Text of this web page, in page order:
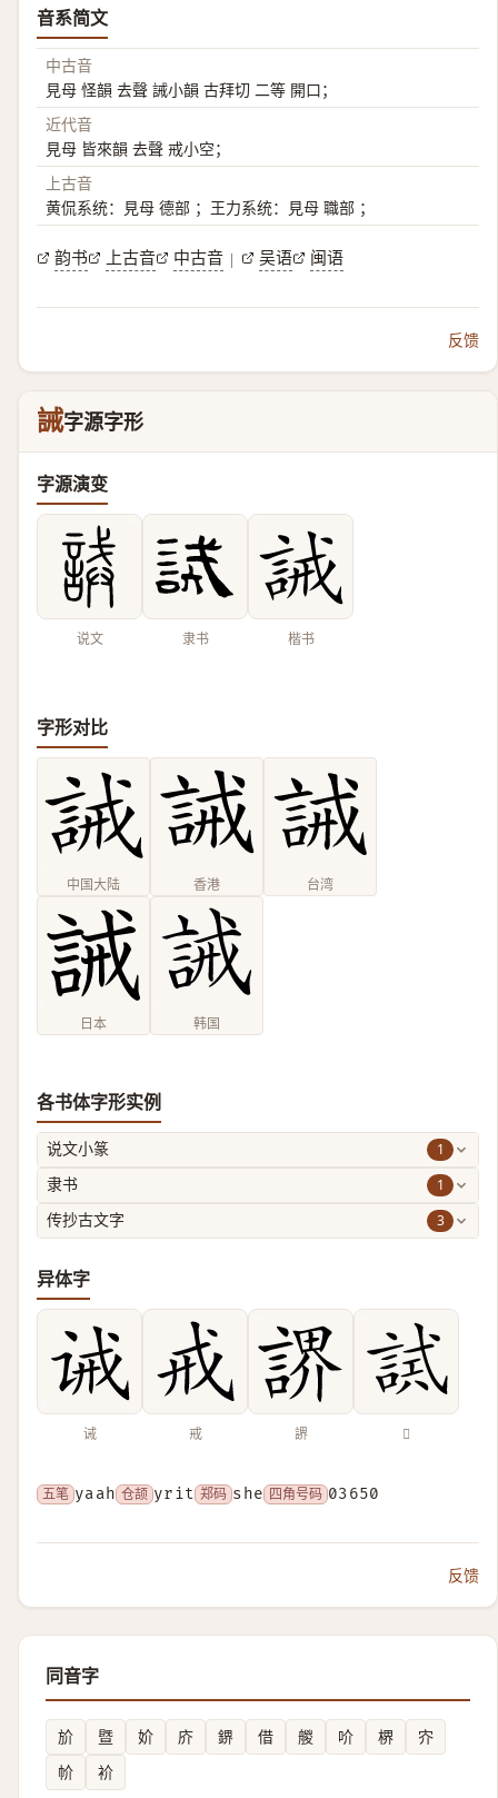
音系简文
中古音
見母 怪韻 去聲 誡小韻 古拜切 二等 開口；
近代音
見母 皆來韻 去聲 戒小空；
上古音
黄侃系统：見母 德部 ；王力系统：見母 職部 ；
韵书 上古音 中古音 | 吴语 闽语
反馈
誡字源字形
字源演变
说文 隶书 楷书
字形对比
中国大陆 香港 台湾
日本 韩国
各书体字形实例
说文小篆 1
隶书 1
传抄古文字 3
异体字
诫 戒 䛺 𧪖
五笔 yaah 仓颉 yrit 郑码 she 四角号码 03650
反馈
同音字
斺 暨 妎 庎 鎅 借 艐 吤 楐
㝏
㠹
衸